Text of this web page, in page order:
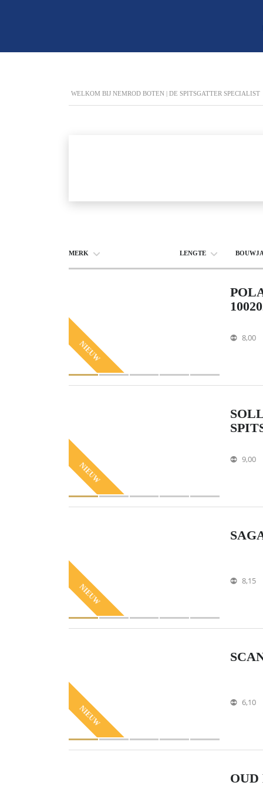
WELKOM BIJ NEMROD BOTEN | DE SPITSGATTER SPECIALIST
MERK LENGTE
NIEUW
8,00
NIEUW
9,00
NIEUW
8,15
NIEUW
6,10
OUD